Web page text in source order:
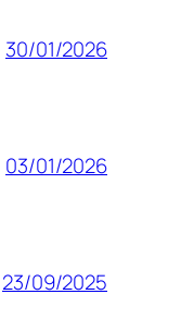
30/01/2026
03/01/2026
23/09/2025